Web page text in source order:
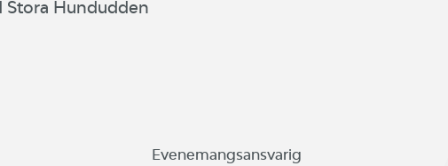
Stora Hundudden
Evenemangsansvarig